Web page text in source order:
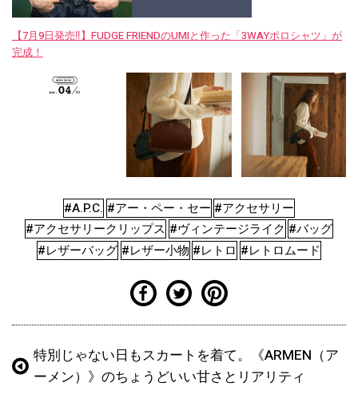
【7月9日発売‼︎】FUDGE FRIENDのUMIと作った「3WAYポロシャツ」が
完成！
#A.P.C. #アー・ペー・セー #アクセサリー
#アクセサリークリップス #ヴィンテージライク #バッグ
#レザーバッグ #レザー小物 #レトロ #レトロムード
特別じゃない日もスカートを着て。《ARMEN（ア
ーメン）》のちょうどいい甘さとリアリティ